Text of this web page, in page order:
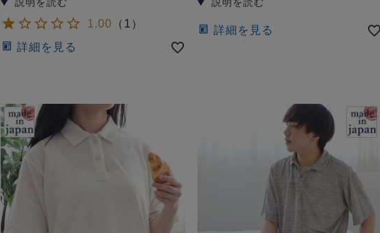
1.00 （ 1 ）
詳細を見る
詳細を見る